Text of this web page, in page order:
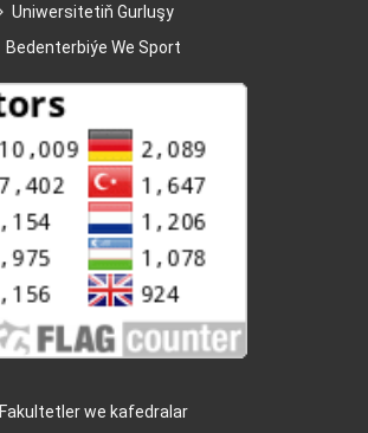
Uniwersitetiň Gurluşy
Bedenterbiýe We Sport
Fakultetler we kafedralar